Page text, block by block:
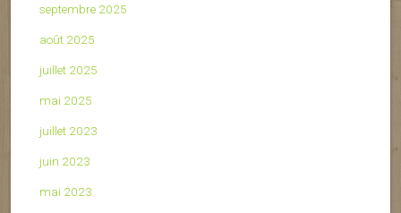
septembre 2025
août 2025
juillet 2025
mai 2025
juillet 2023
juin 2023
mai 2023